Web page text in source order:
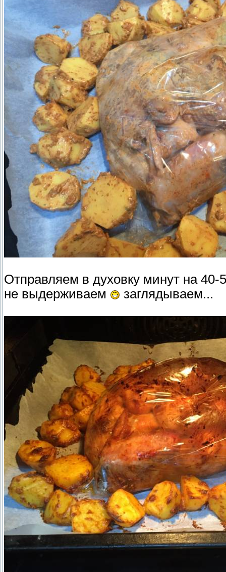
Отправляем в духовку минут на 40-
не выдерживаем
заглядываем...